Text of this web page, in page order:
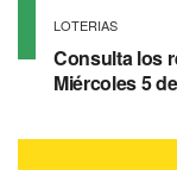
LOTERIAS
Consulta los
Miércoles 5